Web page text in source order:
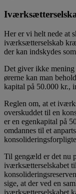
Her er vi helt nede at
iværksætterselskab
der kan indskydes
Det giver ikke mening
ørerne kan man
kapital på 50.000 kr.,
Reglen om, at et
overskuddet til en
er en egenkapital på
omdannes til et
Til gengæld er det nu
iværksætterselskabet
sige, at der ved en
iværksætterselskabet